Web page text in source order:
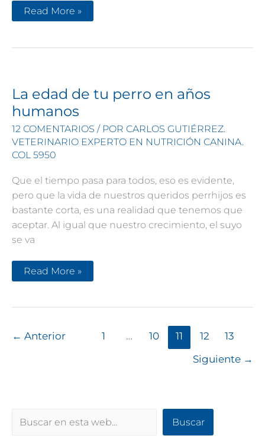
Rocco
¿Podrías
educado
no
encharcar
el
suelo?
Read More »
La edad de tu perro en años
humanos
12 COMENTARIOS / POR CARLOS GUTIÉRREZ.
VETERINARIO EXPERTO EN NUTRICIÓN CANINA.
COL 5950
Que el tiempo pasa para todos, eso es evidente,
pero que la vida de nuestros queridos perrhijos es
bastante corta, es una realidad que tenemos que
aceptar. Al igual que nuestro crecimiento, el suyo
se va
La
edad
perro
humanos
Read More »
← Anterior 1 … 10 11 12
13
Siguiente →
Buscar Buscar